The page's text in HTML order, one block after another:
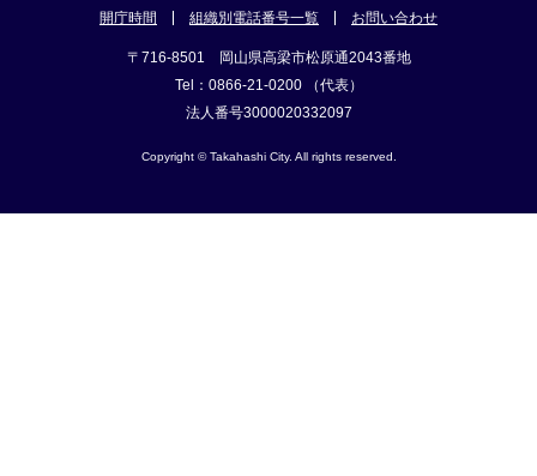
開庁時間 組織別電話番号一覧 お問い合わせ
〒716-8501 岡山県高梁市松原通2043番地
Tel：0866-21-0200 （代表）
法人番号3000020332097
Copyright © Takahashi City. All rights reserved.